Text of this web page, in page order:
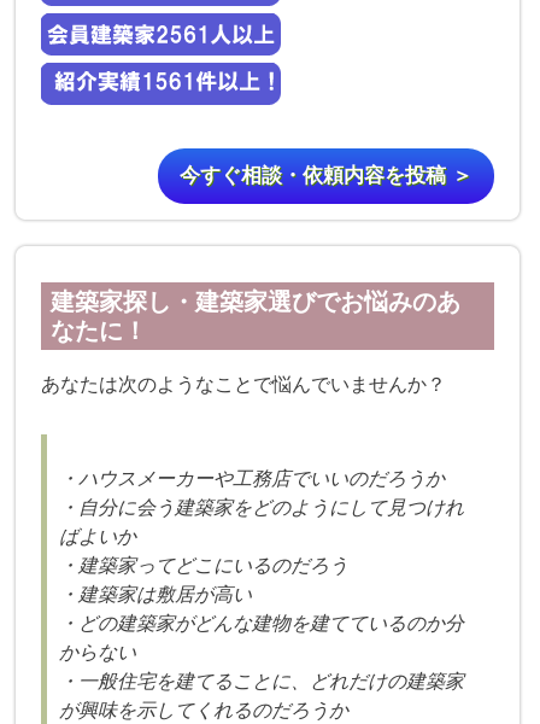
今すぐ相談・依頼内容を投稿 ＞
建築家探し・建築家選びでお悩みのあ
なたに！
あなたは次のようなことで悩んでいませんか？
・ハウスメーカーや工務店でいいのだろうか
・自分に会う建築家をどのようにして見つけれ
ばよいか
・建築家ってどこにいるのだろう
・建築家は敷居が高い
・どの建築家がどんな建物を建てているのか分
からない
・一般住宅を建てることに、どれだけの建築家
が興味を示してくれるのだろうか